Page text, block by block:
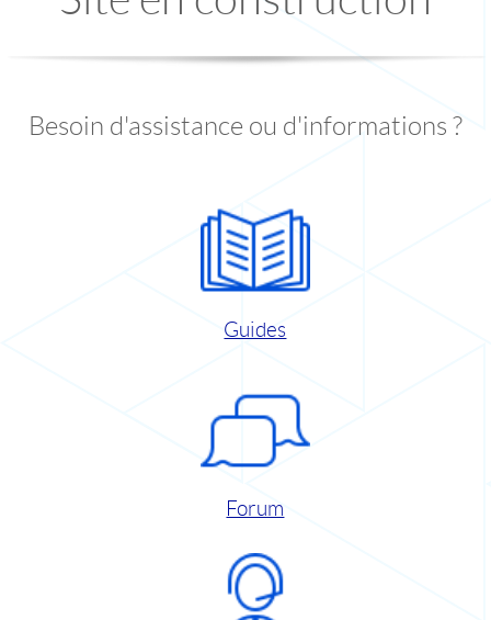
Besoin d'assistance ou d'informations ?
Guides
Forum